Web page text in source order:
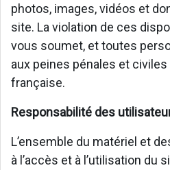
photos, images, vidéos et
site. La violation de ces
vous soumet, et toutes
aux peines pénales et civiles
française.
Responsabilité des
L’ensemble du matériel et
à l’accès et à l’utilisation du